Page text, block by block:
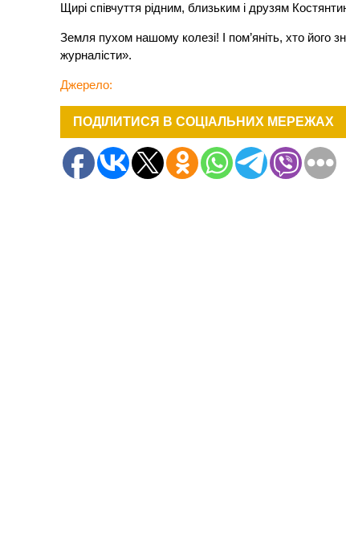
Щирі співчуття рідним, близьким і друзям
Земля пухом нашому колезі! І пом’яніть, хто його
журналісти».
Джерело:
ПОДІЛИТИСЯ В СОЦІАЛЬНИХ МЕРЕЖАХ